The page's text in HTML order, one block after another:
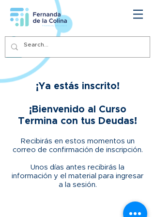
¡Ya estás inscrito!
¡Bienvenido al Curso
Termina con tus Deudas!
Recibirás en estos momentos un
correo de confirmación de inscripción.
Unos días antes recibirás la
información y el material para ingresar
a la sesión.